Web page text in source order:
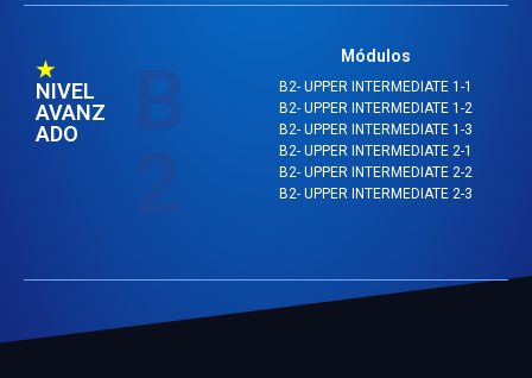
★
NIVEL
AVANZ
ADO
Módulos
B2- UPPER INTERMEDIATE 1-1
B2- UPPER INTERMEDIATE 1-2
B2- UPPER INTERMEDIATE 1-3
B2- UPPER INTERMEDIATE 2-1
B2- UPPER INTERMEDIATE 2-2
B2- UPPER INTERMEDIATE 2-3